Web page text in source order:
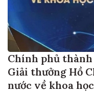
Chính phủ
Giải thưởng Hồ
nước về khoa